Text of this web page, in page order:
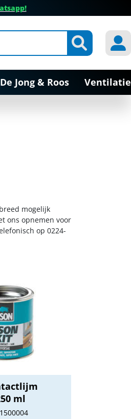
Jong & Roos Ventilatie
mogelijk
ons opnemen voor
op 0224-
ml